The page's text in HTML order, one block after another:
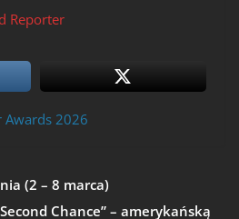
Reporter
Awards 2026
(2 – 8 marca)
Chance” – amerykańską